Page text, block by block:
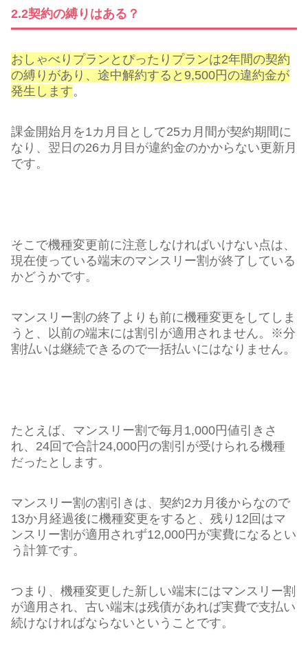
2.2契約の縛りはある？
おしゃべりプランとぴったりプランは2年間の契約
の縛りがあり、途中解約すると9,500円の違約金が
発生します。
課金開始月を1カ月目として25カ月間が契約期間に
なり、翌日の26カ月目が違約金のかからない更新月
です。
そこで機種変更前に注意しなければいけない点は、
現在使っている端末のマンスリー割が終了している
かどうかです。
マンスリー割の終了よりも前に機種変更をしてしま
うと、以前の端末には割引が適用されません。※分
割払いは継続できるので一括払いにはなりません。
たとえば、マンスリー割で毎月1,000円値引きさ
れ、24回で合計24,000円の割引が受けられる機種
だったとします。
マンスリー割の割引きは、契約2カ月後からなので
13か月経過後に機種変更をすると、残り12回はマ
ンスリー割が適用されず12,000円が実費になるとい
う計算です。
つまり、機種変更した新しい端末にはマンスリー割
が適用され、古い端末は残債があれば実費で支払い
続けなければならないということです。